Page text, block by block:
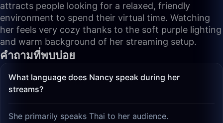
attracts people looking for a relaxed, friendly
environment to spend their virtual time. Watching
her feels very cozy thanks to the soft purple lighting
and warm background of her streaming setup.
คำถามที่พบบ่อย
What language does Nancy speak during her
streams?
She primarily speaks Thai to her audience.